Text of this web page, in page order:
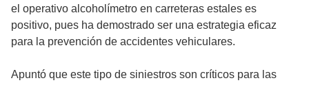
el operativo alcoholímetro en carreteras estales es
positivo, pues ha demostrado ser una estrategia eficaz
para la prevención de accidentes vehiculares.
Apuntó que este tipo de siniestros son críticos para las